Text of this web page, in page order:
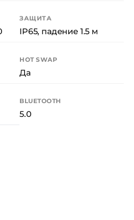
ЗАЩИТА
IP65, падение 1.5 м
HOT SWAP
Да
BLUETOOTH
5.0